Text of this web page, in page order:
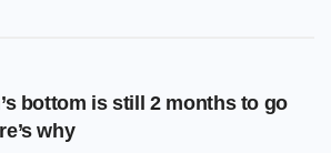
bottom is still 2 months to go
why